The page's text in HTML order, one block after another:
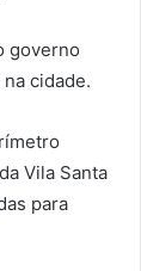
governo
cidade.
Vila Santa
para